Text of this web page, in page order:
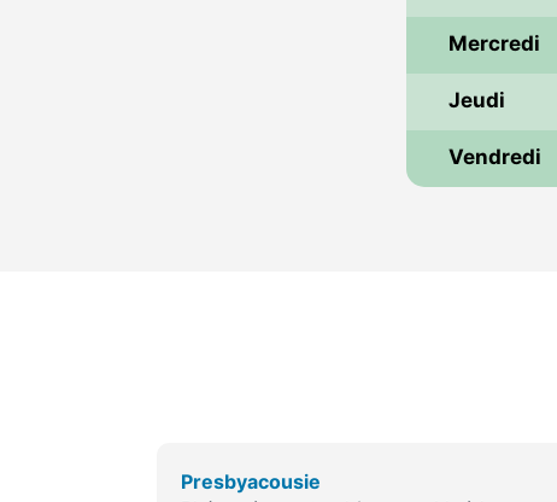
Mercredi
Jeudi
Vendredi
Presbyacousie